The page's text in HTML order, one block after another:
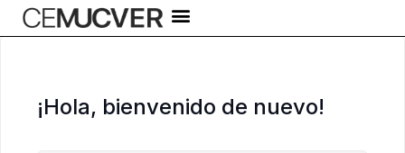
al
¡Hola, bienvenido de nuevo!